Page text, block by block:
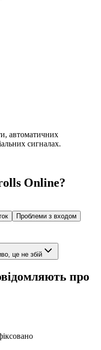
автоматичних
сигналах.
Online?
Проблеми з входом
це не збій
про